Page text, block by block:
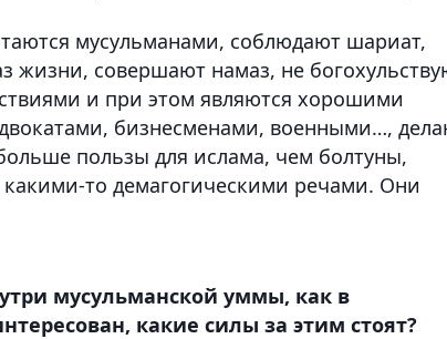
мусульманами, соблюдают шариат,
жизни, совершают намаз, не
и при этом являются хорошими
бизнесменами, военными…,
пользы для ислама, чем болтуны,
то демагогическими речами. Они
мусульманской уммы, как в
какие силы за этим стоят?